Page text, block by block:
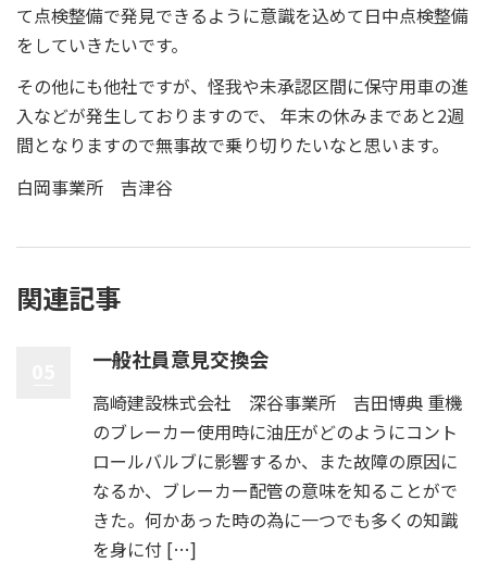
て点検整備で発見できるように意識を込めて日中点検整備
をしていきたいです。
その他にも他社ですが、怪我や未承認区間に保守用車の進
入などが発生しておりますので、 年末の休みまであと2週
間となりますので無事故で乗り切りたいなと思います。
白岡事業所 吉津谷
関連記事
一般社員意見交換会
高崎建設株式会社 深谷事業所 吉田博典 重機
のブレーカー使用時に油圧がどのようにコント
ロールバルブに影響するか、また故障の原因に
なるか、ブレーカー配管の意味を知ることがで
きた。何かあった時の為に一つでも多くの知識
を身に付 […]